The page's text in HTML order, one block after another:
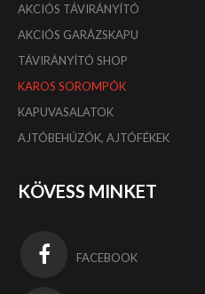
AKCIÓS TÁVIRÁNYÍTÓ
AKCIÓS GARÁZSKAPU
TÁVIRÁNYÍTÓ SHOP
KAROS SOROMPÓK
KAPUVASALATOK
AJTÓBEHÚZÓK, AJTÓFÉKEK
KÖVESS MINKET
FACEBOOK